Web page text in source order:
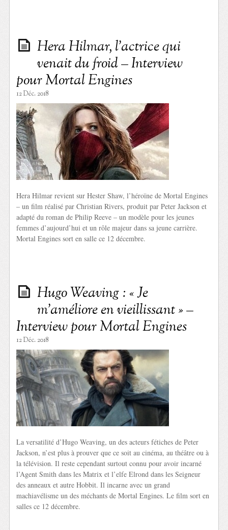
Hera Hilmar, l’actrice qui
venait du froid – Interview
pour Mortal Engines
12 Déc. 2018
Hera Hilmar revient sur Hester Shaw, l’héroïne de Mortal Engines
– un film réalisé par Christian Rivers, produit par Peter Jackson et
adapté du roman de Philip Reeve – un modèle pour les jeunes
femmes d’aujourd’hui et un rôle majeur dans sa jeune carrière.
Mortal Engines sort en salle ce 12 décembre.
Hugo Weaving : « Je
m’améliore en vieillissant » –
Interview pour Mortal Engines
12 Déc. 2018
La versatilité d’Hugo Weaving, un des acteurs fétiches de Peter
Jackson, n’est plus à prouver que ce soit au cinéma, au théâtre ou à
la télévision. Il reste cependant surtout connu pour avoir incarné
l’Agent Smith dans les Matrix et l’elfe Elrond dans les Seigneur
des anneaux et autre Hobbit. Il incarne avec un grand
machiavélisme un des méchants de Mortal Engines. Le film sort en
salles ce 12 décembre.